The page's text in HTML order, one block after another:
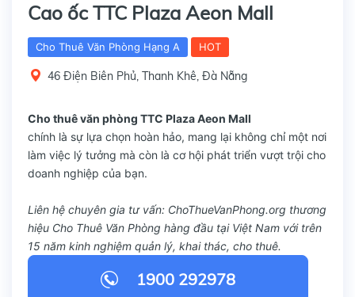
Cao ốc TTC Plaza Aeon Mall
Cho Thuê Văn Phòng Hạng A HOT
46 Điện Biên Phủ, Thanh Khê, Đà Nẵng
Cho thuê văn phòng TTC Plaza Aeon Mall
chính là sự lựa chọn hoàn hảo, mang lại không chỉ một nơi
làm việc lý tưởng mà còn là cơ hội phát triển vượt trội cho
doanh nghiệp của bạn.
Liên hệ chuyên gia tư vấn: ChoThueVanPhong.org thương
hiệu Cho Thuê Văn Phòng hàng đầu tại Việt Nam với trên
15 năm kinh nghiệm quản lý, khai thác, cho thuê.
1900 292978